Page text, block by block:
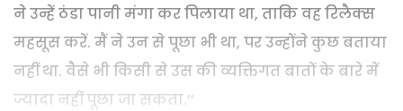
ने उन्हें ठंडा पानी मंगा कर पिलाया था, ताकि वह रिलैक्स
महसूस करें. मैं ने उन से पूछा भी था, पर उन्होंने कुछ बताया
नहीं था. वैसे भी किसी से उस की व्यक्तिगत बातों के बारे में
ज्यादा नहीं पूछा जा सकता.’’